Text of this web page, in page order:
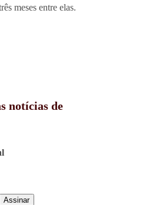
meses entre elas.
notícias de
Assinar